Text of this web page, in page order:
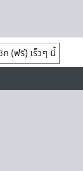
(ฟรี) เร็วๆ นี้